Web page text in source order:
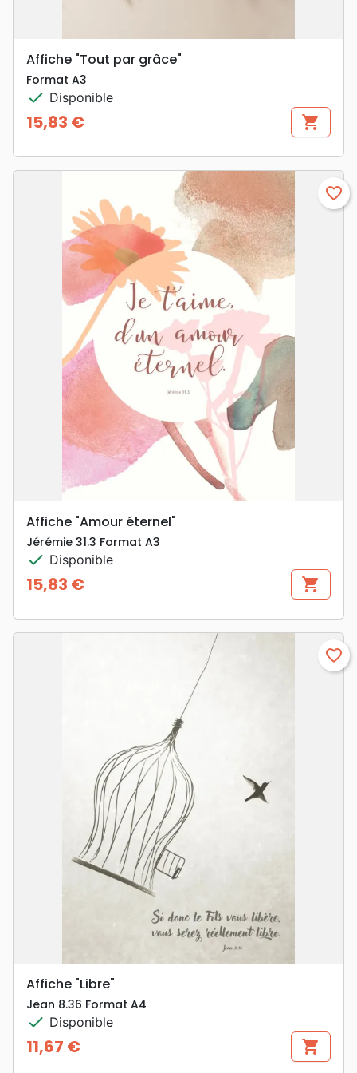
Affiche "Tout par grâce"
Format A3
check Disponible
Prix
15,83 € shopping_cart
favorite_border
Affiche "Amour éternel"
Jérémie 31.3 Format A3
check Disponible
Prix
15,83 € shopping_cart
favorite_border
Affiche "Libre"
Jean 8.36 Format A4
check Disponible
Prix
11,67 € shopping_cart